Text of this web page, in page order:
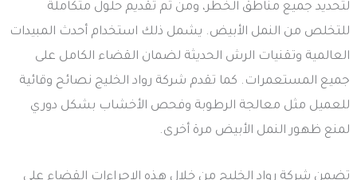
لتحديد جميع مناطق الخطر، ومن ثم تقديم حلول متكاملة
للتخلص من النمل الأبيض. يشمل ذلك استخدام أحدث المبيدات
العالمية وتقنيات الرش الحديثة لضمان القضاء الكامل على
جميع المستعمرات. كما تقدم شركة رواد الخليج نصائح وقائية
للعميل مثل معالجة الرطوبة وفحص الأخشاب بشكل دوري
لمنع ظهور النمل الأبيض مرة أخرى.